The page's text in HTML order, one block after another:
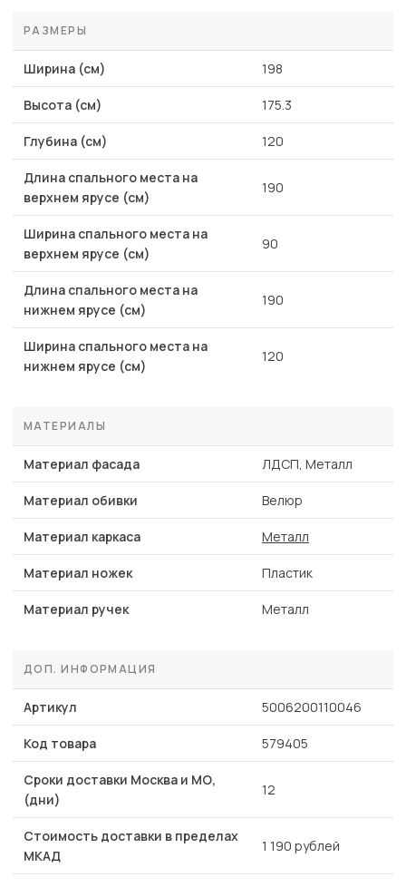
РАЗМЕРЫ
Ширина (см) 198
Высота (см) 175.3
Глубина (см) 120
Длина спального места на
верхнем ярусе (см)
190
Ширина спального места на
верхнем ярусе (см)
90
Длина спального места на
нижнем ярусе (см)
190
Ширина спального места на
нижнем ярусе (см)
120
МАТЕРИАЛЫ
Материал фасада ЛДСП, Металл
Материал обивки Велюр
Материал каркаса Металл
Материал ножек Пластик
Материал ручек Металл
ДОП. ИНФОРМАЦИЯ
Артикул 5006200110046
Код товара 579405
Сроки доставки Москва и МО,
(дни)
12
Стоимость доставки в пределах
МКАД
1 190 рублей